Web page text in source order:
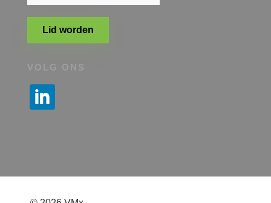
Lid worden
VOLG ONS